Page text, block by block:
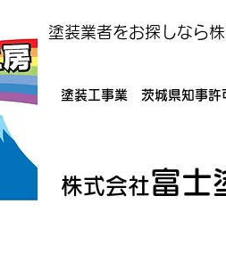
塗装業者をお探しなら
塗装工事業 茨城県知事
株式会社富士